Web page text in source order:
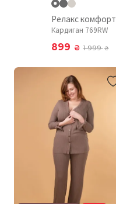
Релакс комфорт
Кардиган 769RW
899 ₴ 1 999₴